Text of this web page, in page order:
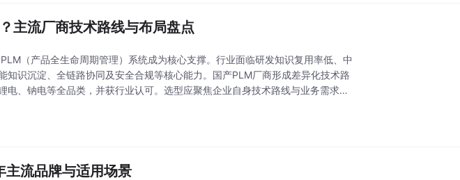
主流厂商技术路线与布局盘点
（产品全生命周期管理）系统成为核心支撑。行业面临研发知识复用率低、中
知识沉淀、全链路协同及安全合规等核心能力。国产PLM厂商形成差异化技术路
、钠电等全品类，并获行业认可。选型应聚焦企业自身技术路线与业务需求，
流品牌与适用场景